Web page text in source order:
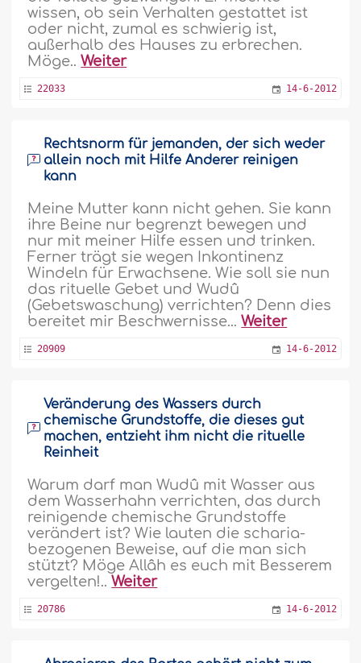
wissen, ob sein Verhalten gestattet ist
oder nicht, zumal es schwierig ist,
außerhalb des Hauses zu erbrechen.
Möge..Weiter
22033 14-6-2012
Rechtsnorm für jemanden, der sich weder
allein noch mit Hilfe Anderer reinigen
kann
Meine Mutter kann nicht gehen. Sie kann
ihre Beine nur begrenzt bewegen und
nur mit meiner Hilfe essen und trinken.
Ferner trägt sie wegen Inkontinenz
Windeln für Erwachsene. Wie soll sie nun
das rituelle Gebet und Wudû
(Gebetswaschung) verrichten? Denn dies
bereitet mir Beschwernisse...Weiter
20909 14-6-2012
Veränderung des Wassers durch
chemische Grundstoffe, die dieses gut
machen, entzieht ihm nicht die rituelle
Reinheit
Warum darf man Wudû mit Wasser aus
dem Wasserhahn verrichten, das durch
reinigende chemische Grundstoffe
verändert ist? Wie lauten die scharia-
bezogenen Beweise, auf die man sich
stützt? Möge Allâh es euch mit Besserem
vergelten!..Weiter
20786 14-6-2012